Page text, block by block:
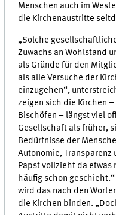
Menschen auch im
die Kirchenaustritte
„Solche
Zuwachs an Wohlstand
als Gründe für den
als alle Versuche der
einzugehen“,
zeigen sich die Kirchen
Bischöfen – längst viel
Gesellschaft als früher,
Bedürfnisse der
Autonomie, Transparenz
Papst vollzieht da etwas
häufig schon
wird das nach den
die Kirchen binden.